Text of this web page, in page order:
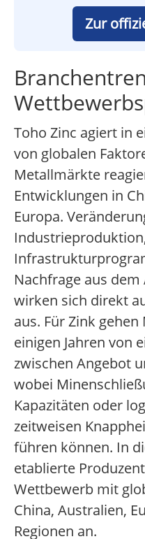
Zur
Toho Zinc agiert in
von globalen
Metallmärkte
Entwicklungen in
Europa.
Nachfrage aus
wirken sich direkt
aus. Für Zink
einigen Jahren von
zwischen Angebot
wobei
Kapazitäten oder
zeitweisen
führen können. In
etablierte
Wettbewerb mit
China, Australien,
Regionen an.